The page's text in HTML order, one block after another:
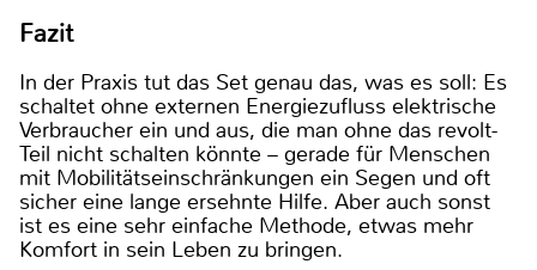
Fazit
In der Praxis tut das Set genau das, was es soll: Es
schaltet ohne externen Energiezufluss elektrische
Verbraucher ein und aus, die man ohne das revolt-
Teil nicht schalten könnte – gerade für Menschen
mit Mobilitätseinschränkungen ein Segen und oft
sicher eine lange ersehnte Hilfe. Aber auch sonst
ist es eine sehr einfache Methode, etwas mehr
Komfort in sein Leben zu bringen.